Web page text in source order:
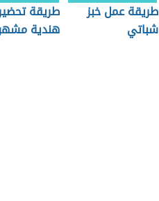
طريقة عمل خبز
شباتي
طريقة
هندية